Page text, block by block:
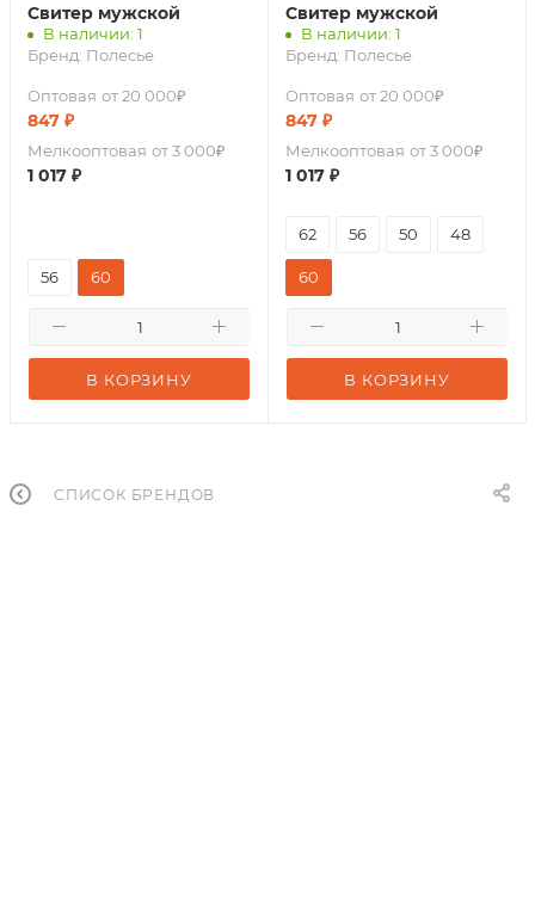
Свитер мужской
В наличии: 1
Бренд: Полесье
Оптовая от 20 000₽
847 ₽
Мелкооптовая от 3 000₽
1 017 ₽
В КОРЗИНУ
56 60
Свитер мужской
В наличии: 1
Бренд: Полесье
Оптовая от 20 000₽
847 ₽
Мелкооптовая от 3 000₽
1 017 ₽
В КОРЗИНУ
62 56 50 48
60
СПИСОК БРЕНДОВ